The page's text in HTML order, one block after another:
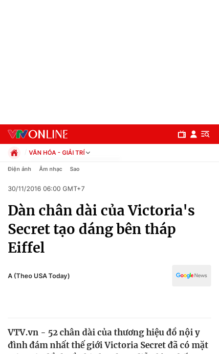
Chuyên mục
Chính trị
Xã hội
Pháp luật
Thế giới
VĂN HÓA - GIẢI TRÍ
Chính trị
Pháp luật
Kinh tế
Thể thao
Truyền hình
Văn hóa - Giải trí
Công nghệ
Điện ảnh Âm nhạc Sao
30/11/2016 06:00 GMT+7
Dàn chân dài của Victoria's
Secret tạo dáng bên tháp
Eiffel
A (Theo USA Today)
VTV.vn - 52 chân dài của thương hiệu đồ nội y
đình đám nhất thế giới Victoria Secret đã có mặt